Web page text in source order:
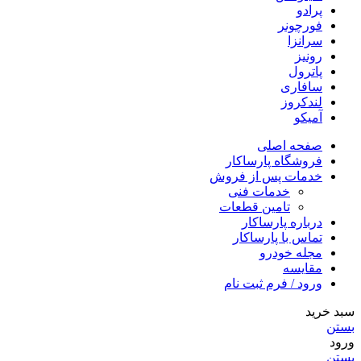
پرادو
فورچونر
سرانزا
رونیز
پاترول
سافاری
لندکروز
آمیکو
صفحه اصلی
فروشگاه پارساکار
خدمات پس از فروش
خدمات فنی
تامین قطعات
درباره پارساکار
تماس با پارساکار
مجله خودرو
مقایسه
ورود / فرم ثبت نام
سبد خرید
بستن
ورود
بستن